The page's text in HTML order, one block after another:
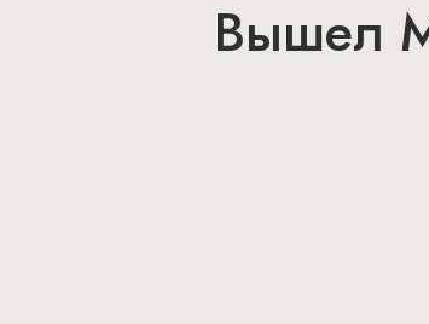
Вышел